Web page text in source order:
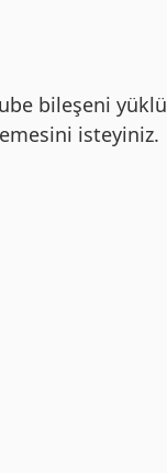
bileşeni yüklü
isteyiniz.